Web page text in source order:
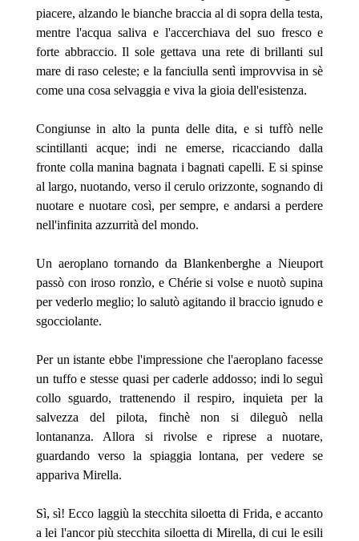
piacere, alzando le bianche braccia al di sopra della testa,
mentre l'acqua saliva e l'accerchiava del suo fresco e
forte abbraccio. Il sole gettava una rete di brillanti sul
mare di raso celeste; e la fanciulla sentì improvvisa in sè
come una cosa selvaggia e viva la gioia dell'esistenza.
Congiunse in alto la punta delle dita, e si tuffò nelle
scintillanti acque; indi ne emerse, ricacciando dalla
fronte colla manina bagnata i bagnati capelli. E si spinse
al largo, nuotando, verso il cerulo orizzonte, sognando di
nuotare e nuotare così, per sempre, e andarsi a perdere
nell'infinita azzurrità del mondo.
Un aeroplano tornando da Blankenberghe a Nieuport
passò con iroso ronzìo, e Chérie si volse e nuotò supina
per vederlo meglio; lo salutò agitando il braccio ignudo e
sgocciolante.
Per un istante ebbe l'impressione che l'aeroplano facesse
un tuffo e stesse quasi per caderle addosso; indi lo seguì
collo sguardo, trattenendo il respiro, inquieta per la
salvezza del pilota, finchè non si dileguò nella
lontananza. Allora si rivolse e riprese a nuotare,
guardando verso la spiaggia lontana, per vedere se
appariva Mirella.
Sì, sì! Ecco laggiù la stecchita siloetta di Frida, e accanto
a lei l'ancor più stecchita siloetta di Mirella, di cui le esili